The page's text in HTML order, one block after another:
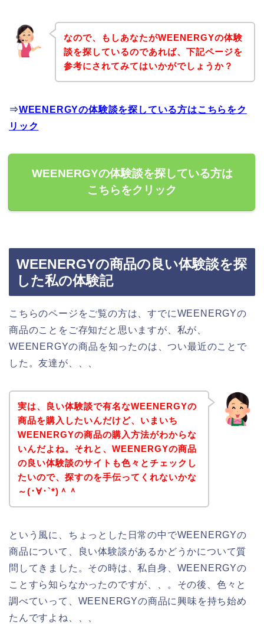
なので、もしあなたがWEENERGYの体験
談を探しているのであれば、下記ページを
参考にされてみてはいかがでしょうか？
⇒WEENERGYの体験談を探している方はこちらをク
リック
WEENERGYの体験談を探している方は
こちらをクリック
WEENERGYの商品の良い体験談を探
した私の体験記
こちらのページをご覧の方は、すでにWEENERGYの
商品のことをご存知だと思いますが、私が、
WEENERGYの商品を知ったのは、つい最近のことで
した。友達が、、、
実は、良い体験談で有名なWEENERGYの
商品を購入したいんだけど、いまいち
WEENERGYの商品の購入方法がわからな
いんだよね。それと、WEENERGYの商品
の良い体験談のサイトも色々とチェックし
たいので、探すのを手伝ってくれないかな
～(･∀･`*)＾＾
という風に、ちょっとした日常の中でWEENERGYの
商品について、良い体験談があるかどうかについて質
問してきました。その時は、私自身、WEENERGYの
ことすら知らなかったのですが、、。その後、色々と
調べていって、WEENERGYの商品に興味を持ち始め
たんですよね、、、